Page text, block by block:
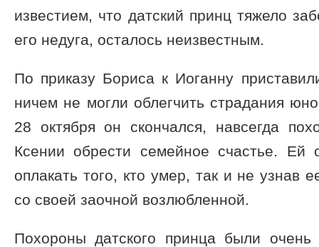
известием, что датский принц тяжело
его недуга, осталось неизвестным.
По приказу Бориса к Иоганну
ничем не могли облегчить страдания
28 октября он скончался, навсегда
Ксении обрести семейное счастье. Ей
оплакать того, кто умер, так и не узнав
со своей заочной возлюбленной.
Похороны датского принца были